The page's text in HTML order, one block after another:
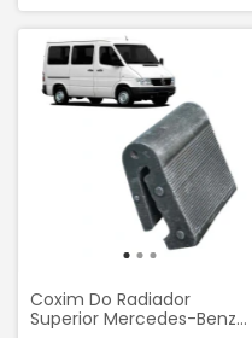
Coxim Do Radiador
Superior Mercedes-Benz